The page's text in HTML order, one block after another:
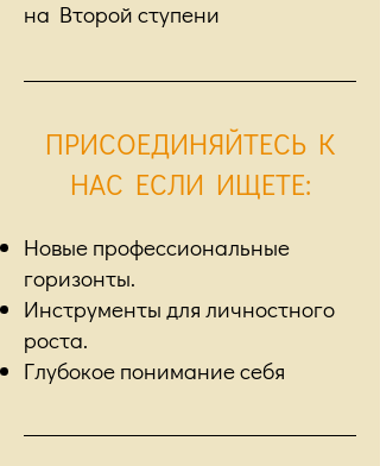
на Второй ступени
ПРИСОЕДИНЯЙТЕСЬ К
НАС ЕСЛИ ИЩЕТЕ:
Новые профессиональные
горизонты.
Инструменты для личностного
роста.
Глубокое понимание себя